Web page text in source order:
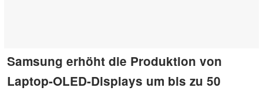
Samsung erhöht die Produktion von
Laptop-OLED-Displays um bis zu 50